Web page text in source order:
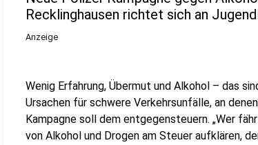
Recklinghausen richtet sich an
Anzeige
Wenig Erfahrung, Übermut und Alkohol – das
Ursachen für schwere Verkehrsunfälle, an
Kampagne soll dem entgegensteuern. „Wer
von Alkohol und Drogen am Steuer aufklären,